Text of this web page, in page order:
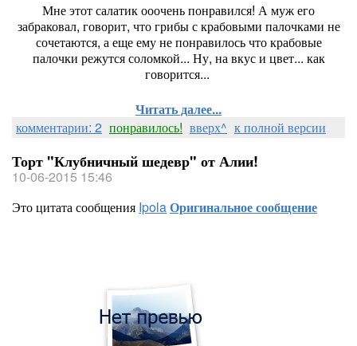
Мне этот салатик ооочень понравился! А муж его
забраковал, говорит, что грибы с крабовыми палочками не
сочетаются, а еще ему не понравилось что крабовые
палочки режутся соломкой... Ну, на вкус и цвет... как
говорится...
Читать далее...
комментарии: 2 понравилось! вверх^ к полной версии
Торт "Клубничный шедевр" от Алии!
10-06-2015 15:46
Это цитата сообщения IpolaОригинальное сообщение